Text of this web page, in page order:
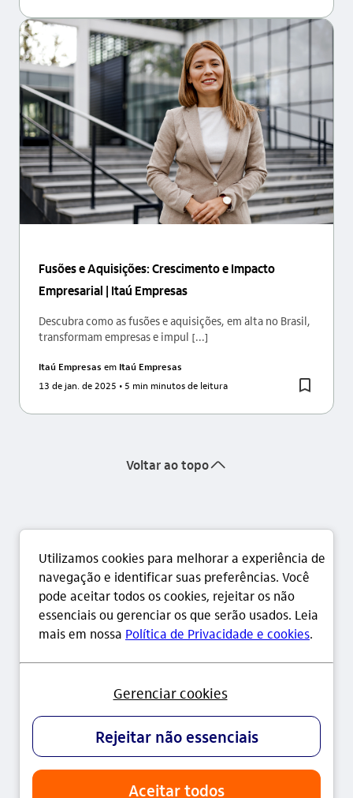
Fusões e Aquisições: Crescimento e Impacto
Empresarial | Itaú Empresas
Descubra como as fusões e aquisições, em alta no Brasil,
transformam empresas e impul [...]
Itaú Empresas em Itaú Empresas
13 de jan. de 2025 • 5 min minutos de leitura
Voltar ao toposeta_cima